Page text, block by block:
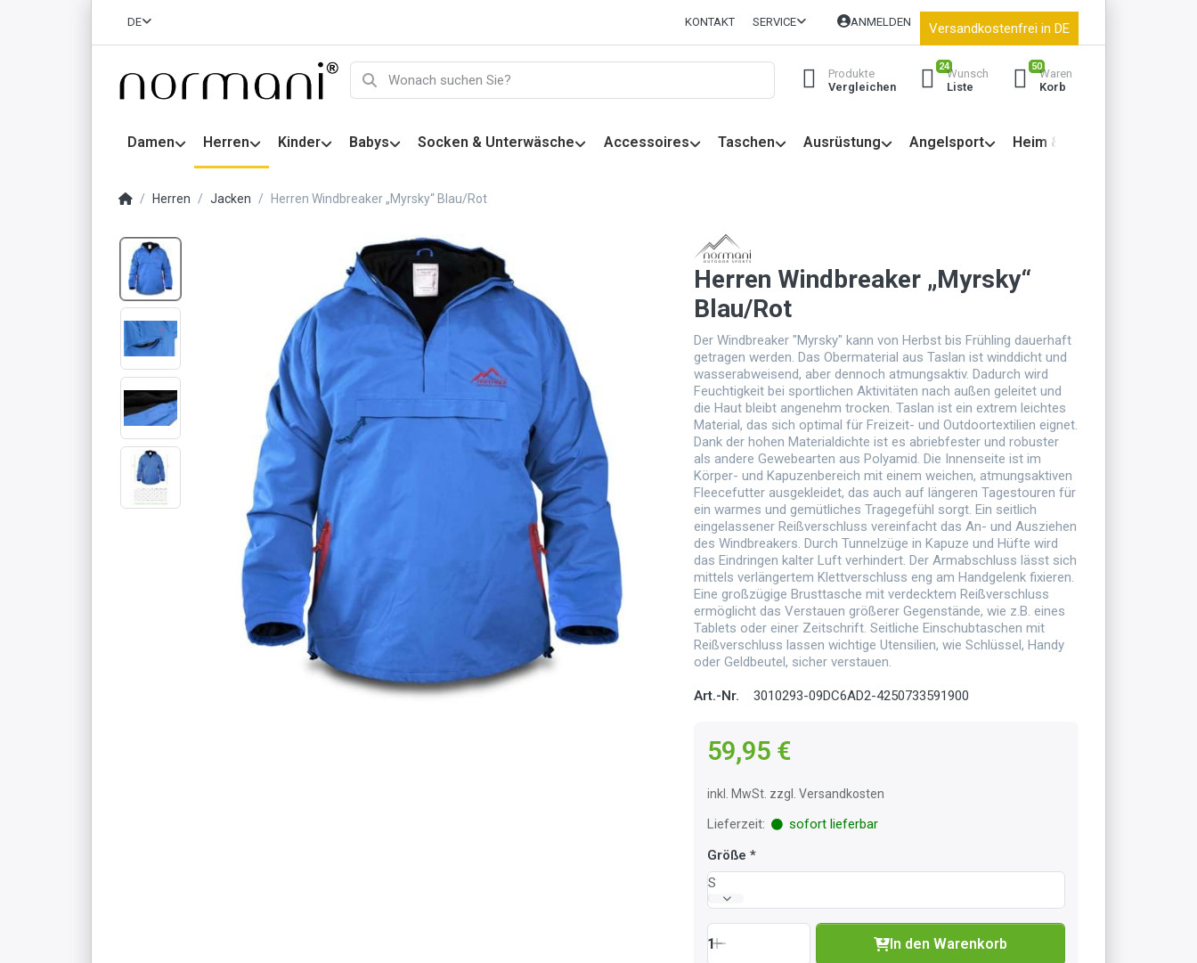
DE KONTAKT SERVICE ANMELDEN Versandkostenfrei in DE
Produkte
Vergleichen
24
Wunsch
Liste
50
Waren
Korb
Damen Herren Kinder Babys Socken & Unterwäsche Accessoires Taschen Ausrüstung Angelsport Heim & Garten
Herren Jacken Herren Windbreaker „Myrsky“ Blau/Rot
Herren Windbreaker „Myrsky“
Blau/Rot
Der Windbreaker "Myrsky" kann von Herbst bis Frühling dauerhaft
getragen werden. Das Obermaterial aus Taslan ist winddicht und
wasserabweisend, aber dennoch atmungsaktiv. Dadurch wird
Feuchtigkeit bei sportlichen Aktivitäten nach außen geleitet und
die Haut bleibt angenehm trocken. Taslan ist ein extrem leichtes
Material, das sich optimal für Freizeit- und Outdoortextilien eignet.
Dank der hohen Materialdichte ist es abriebfester und robuster
als andere Gewebearten aus Polyamid. Die Innenseite ist im
Körper- und Kapuzenbereich mit einem weichen, atmungsaktiven
Fleecefutter ausgekleidet, das auch auf längeren Tagestouren für
ein warmes und gemütliches Tragegefühl sorgt. Ein seitlich
eingelassener Reißverschluss vereinfacht das An- und Ausziehen
des Windbreakers. Durch Tunnelzüge in Kapuze und Hüfte wird
das Eindringen kalter Luft verhindert. Der Armabschluss lässt sich
mittels verlängertem Klettverschluss eng am Handgelenk fixieren.
Eine großzügige Brusttasche mit verdecktem Reißverschluss
ermöglicht das Verstauen größerer Gegenstände, wie z.B. eines
Tablets oder einer Zeitschrift. Seitliche Einschubtaschen mit
Reißverschluss lassen wichtige Utensilien, wie Schlüssel, Handy
oder Geldbeutel, sicher verstauen.
Art.-Nr. 3010293-09DC6AD2-4250733591900
59,95 €
inkl. MwSt. zzgl. Versandkosten
Lieferzeit:
sofort lieferbar
Größe
S
1 In den Warenkorb